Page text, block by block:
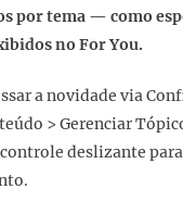
por tema — como
no For You.
a novidade via
> Gerenciar
deslizante